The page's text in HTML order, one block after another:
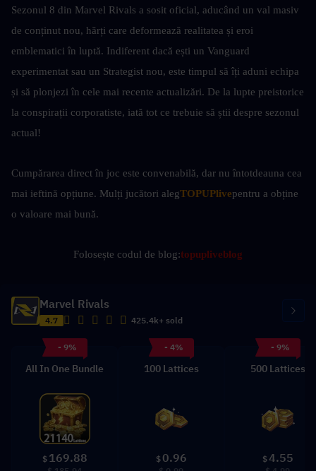
Sezonul 8 din Marvel Rivals a sosit oficial, aducând un val masiv
de conținut nou, hărți care deformează realitatea și eroi
emblematici în luptă. Indiferent dacă ești un Vanguard
experimentat sau un Strategist nou, este timpul să îți aduni echipa
și să plonjezi în cele mai recente actualizări. De la lupte preistorice
la conspirații corporatiste, iată tot ce trebuie să știi despre sezonul
actual!
Cumpărarea direct în joc este convenabilă, dar nu întotdeauna cea
mai ieftină opțiune. Mulți jucători alegTOPUPlivepentru a obține
o valoare mai bună.
Folosește codul de blog:topupliveblog
Marvel Rivals
4.7 425.4k+ sold
- 9%
All In One Bundle
$ 169.88
- 4%
100 Lattices
$ 0.96
- 9%
500 Lattices
$4.55